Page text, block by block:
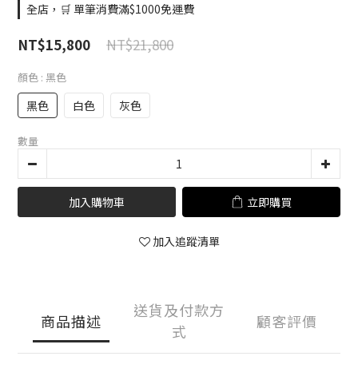
全店，🛒 單筆消費滿$1000免運費
NT$21,800
NT$15,800
顏色 : 黑色
黑色 白色 灰色
數量
加入購物車 立即購買
加入追蹤清單
商品描述
送貨及付款方
式
顧客評價